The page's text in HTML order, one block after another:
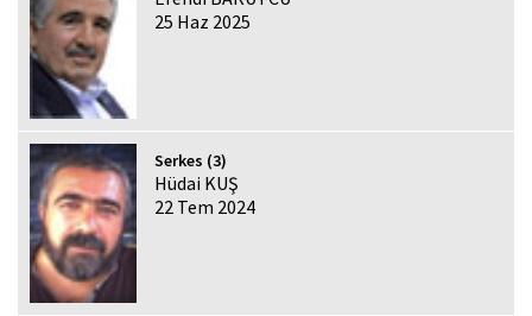
25 Haz 2025
Serkes (3)
Hüdai KUŞ
22 Tem 2024